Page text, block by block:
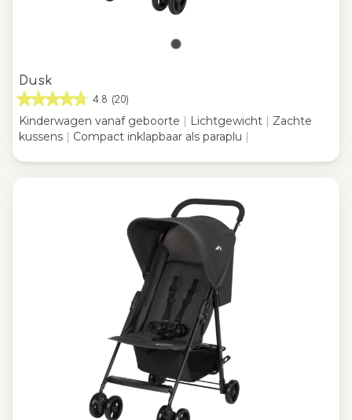
Dusk
4.8 (20)
Kinderwagen vanaf geboorte | Lichtgewicht | Zachte
kussens | Compact inklapbaar als paraplu |